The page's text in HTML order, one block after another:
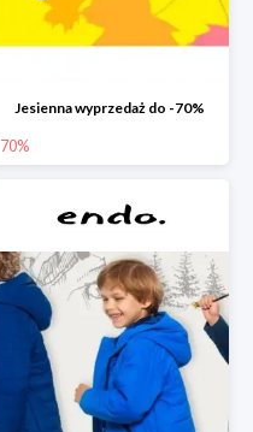
Jesienna wyprzedaż do -70%
70%